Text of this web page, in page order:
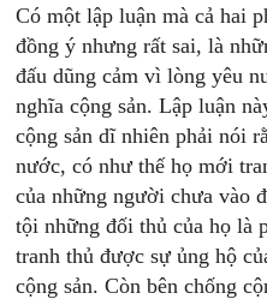
Có một lập luận mà cả hai
đồng ý nhưng rất sai, là
đấu dũng cảm vì lòng yêu
nghĩa cộng sản. Lập luận
cộng sản dĩ nhiên phải nói
nước, có như thế họ mới
của những người chưa vào
tội những đối thủ của họ là
tranh thủ được sự ủng hộ
cộng sản. Còn bên chống